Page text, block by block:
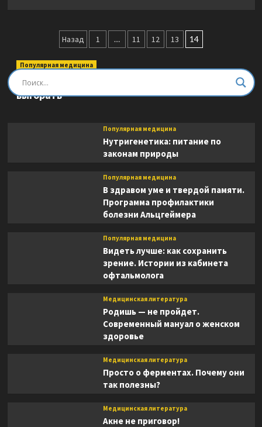
живот
лечения.
Терапия
внутренних
болезней
Пагинация
записей
Назад 1 … 11 12 13 14
Популярная медицина
Быть врачом. Как помогать, развиваться и не
выгорать
Популярная медицина
Нутригенетика: питание по
законам природы
Популярная медицина
В здравом уме и твердой памяти.
Программа профилактики
болезни Альцгеймера
Популярная медицина
Видеть лучше: как сохранить
зрение. Истории из кабинета
офтальмолога
Медицинская литература
Родишь — не пройдет.
Современный мануал о женском
здоровье
Медицинская литература
Просто о ферментах. Почему они
так полезны?
Медицинская литература
Акне не приговор!